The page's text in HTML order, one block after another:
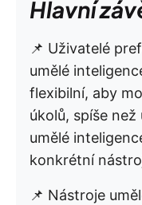
Hlavní
📌 Uživatelé
umělé
flexibilní, aby
úkolů, spíše
umělé
konkrétní
📌 Nástroje